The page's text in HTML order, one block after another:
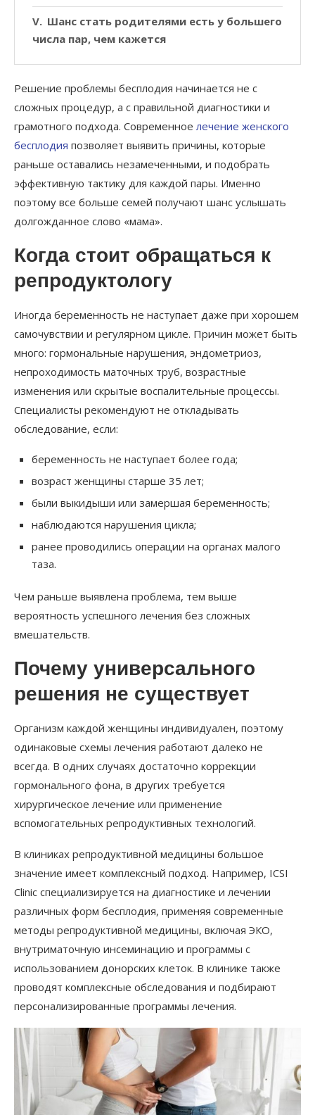
Шанс стать родителями есть у большего
числа пар, чем кажется
Решение проблемы бесплодия начинается не с
сложных процедур, а с правильной диагностики и
грамотного подхода. Современноелечение женского
бесплодия позволяет выявить причины, которые
раньше оставались незамеченными, и подобрать
эффективную тактику для каждой пары. Именно
поэтому все больше семей получают шанс услышать
долгожданное слово «мама».
Когда стоит обращаться к
репродуктологу
Иногда беременность не наступает даже при хорошем
самочувствии и регулярном цикле. Причин может быть
много: гормональные нарушения, эндометриоз,
непроходимость маточных труб, возрастные
изменения или скрытые воспалительные процессы.
Специалисты рекомендуют не откладывать
обследование, если:
беременность не наступает более года;
возраст женщины старше 35 лет;
были выкидыши или замершая беременность;
наблюдаются нарушения цикла;
ранее проводились операции на органах малого
таза.
Чем раньше выявлена проблема, тем выше
вероятность успешного лечения без сложных
вмешательств.
Почему универсального
решения не существует
Организм каждой женщины индивидуален, поэтому
одинаковые схемы лечения работают далеко не
всегда. В одних случаях достаточно коррекции
гормонального фона, в других требуется
хирургическое лечение или применение
вспомогательных репродуктивных технологий.
В клиниках репродуктивной медицины большое
значение имеет комплексный подход. Например, ICSI
Clinic специализируется на диагностике и лечении
различных форм бесплодия, применяя современные
методы репродуктивной медицины, включая ЭКО,
внутриматочную инсеминацию и программы с
использованием донорских клеток. В клинике также
проводят комплексные обследования и подбирают
персонализированные программы лечения.